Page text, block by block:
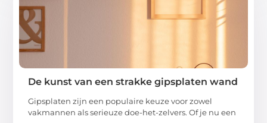
De kunst van een strakke gipsplaten wand
Gipsplaten zijn een populaire keuze voor zowel
vakmannen als serieuze doe-het-zelvers. Of je nu een